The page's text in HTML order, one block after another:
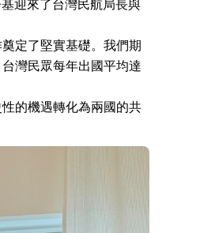
，期許數位轉 型迎向下個50年
迎來了台灣民航局長與
定了堅實基礎。我們期
灣民眾每年出國平均達
的機遇轉化為兩國的共